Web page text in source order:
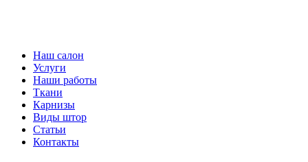
Наш салон
Услуги
Наши работы
Ткани
Карнизы
Виды штор
Статьи
Контакты